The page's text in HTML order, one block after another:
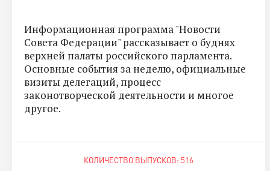
Информационная программа "Новости
Совета Федерации" рассказывает о буднях
верхней палаты российского парламента.
Основные события за неделю, официальные
визиты делегаций, процесс
законотворческой деятельности и многое
другое.
КОЛИЧЕСТВО ВЫПУСКОВ: 516